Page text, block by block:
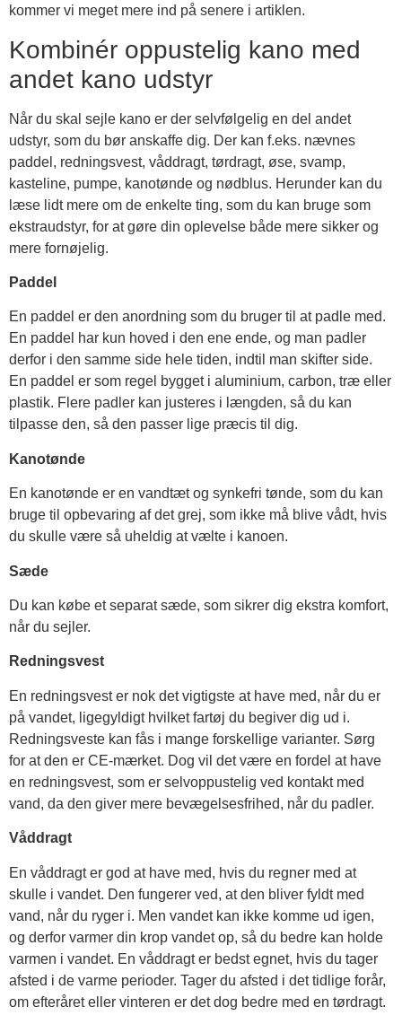
kommer vi meget mere ind på senere i artiklen.
Kombinér oppustelig kano med
andet kano udstyr
Når du skal sejle kano er der selvfølgelig en del andet
udstyr, som du bør anskaffe dig. Der kan f.eks. nævnes
paddel, redningsvest, våddragt, tørdragt, øse, svamp,
kasteline, pumpe, kanotønde og nødblus. Herunder kan du
læse lidt mere om de enkelte ting, som du kan bruge som
ekstraudstyr, for at gøre din oplevelse både mere sikker og
mere fornøjelig.
Paddel
En paddel er den anordning som du bruger til at padle med.
En paddel har kun hoved i den ene ende, og man padler
derfor i den samme side hele tiden, indtil man skifter side.
En paddel er som regel bygget i aluminium, carbon, træ eller
plastik. Flere padler kan justeres i længden, så du kan
tilpasse den, så den passer lige præcis til dig.
Kanotønde
En kanotønde er en vandtæt og synkefri tønde, som du kan
bruge til opbevaring af det grej, som ikke må blive vådt, hvis
du skulle være så uheldig at vælte i kanoen.
Sæde
Du kan købe et separat sæde, som sikrer dig ekstra komfort,
når du sejler.
Redningsvest
En redningsvest er nok det vigtigste at have med, når du er
på vandet, ligegyldigt hvilket fartøj du begiver dig ud i.
Redningsveste kan fås i mange forskellige varianter. Sørg
for at den er CE-mærket. Dog vil det være en fordel at have
en redningsvest, som er selvoppustelig ved kontakt med
vand, da den giver mere bevægelsesfrihed, når du padler.
Våddragt
En våddragt er god at have med, hvis du regner med at
skulle i vandet. Den fungerer ved, at den bliver fyldt med
vand, når du ryger i. Men vandet kan ikke komme ud igen,
og derfor varmer din krop vandet op, så du bedre kan holde
varmen i vandet. En våddragt er bedst egnet, hvis du tager
afsted i de varme perioder. Tager du afsted i det tidlige forår,
om efteråret eller vinteren er det dog bedre med en tørdragt.